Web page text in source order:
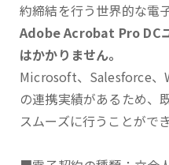
約締結を行う世界的な電
Adobe Acrobat Pro DC
はかかりません。
Microsoft、Salesforce、
の連携実績があるため、
スムーズに行うことがで